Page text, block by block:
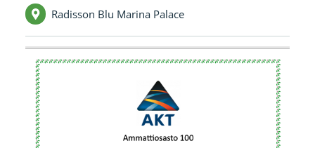
Radisson Blu Marina Palace